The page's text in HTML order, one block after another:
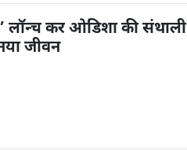
लॉन्च कर ओडिशा की संथाली
जीवन